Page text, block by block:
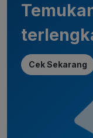
Cek Sekarang